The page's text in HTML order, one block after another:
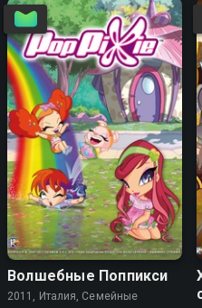
3.3 5.6
Волшебные Поппикси
2011, Италия, Семейные